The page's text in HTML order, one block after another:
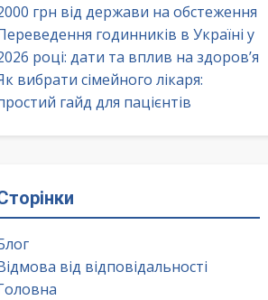
грн від держави на обстеження
годинників в Україні у
році: дати та вплив на здоров’я
вибрати сімейного лікаря:
гайд для пацієнтів
від відповідальності